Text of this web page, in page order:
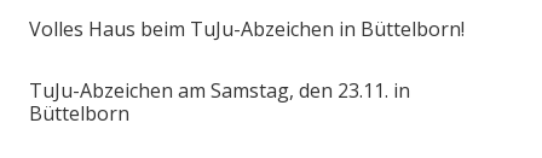
Volles Haus beim TuJu-Abzeichen in Büttelborn!
TuJu-Abzeichen am Samstag, den 23.11. in
Büttelborn